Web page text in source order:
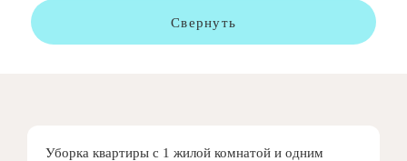
Свернуть
Уборка квартиры с 1 жилой комнатой и одним